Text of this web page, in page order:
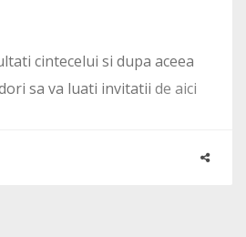
cintecelui si dupa aceea
sa va luati invitatii de aici